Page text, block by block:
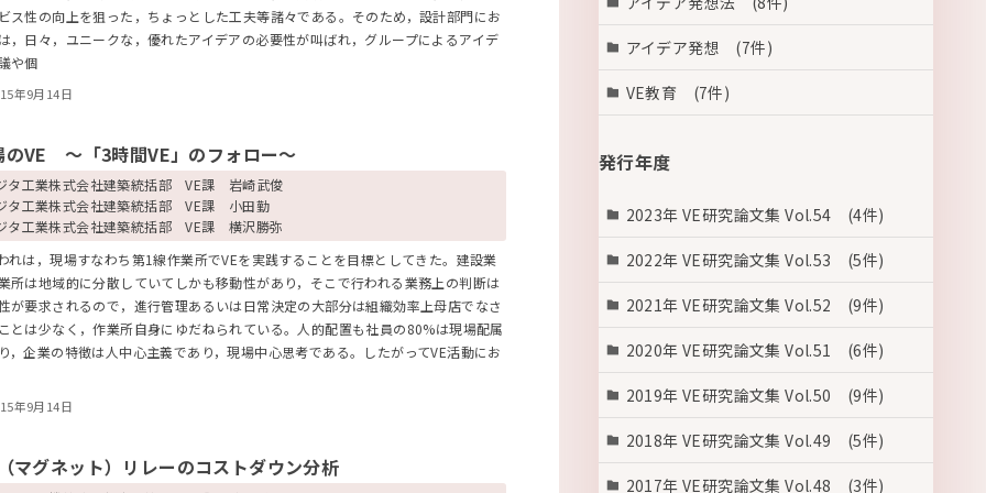
ス性の向上を狙った，ちょっとした工夫等諸々である。そのため，設計部門にお
，日々，ユニークな，優れたアイデアの必要性が叫ばれ，グループによるアイデ
や個
年9月14日
のVE ～「3時間VE」のフォロー～
タ工業株式会社建築統括部 VE課 岩崎武俊
タ工業株式会社建築統括部 VE課 小田勤
タ工業株式会社建築統括部 VE課 横沢勝弥
れは，現場すなわち第1線作業所でVEを実践することを目標としてきた。建設業
所は地域的に分散していてしかも移動性があり，そこで行われる業務上の判断は
が要求されるので，進行管理あるいは日常決定の大部分は組織効率上母店でなさ
とは少なく，作業所自身にゆだねられている。人的配置も社員の80%は現場配属
，企業の特徴は人中心主義であり，現場中心思考である。したがってVE活動にお
年9月14日
マグネット）リレーのコストダウン分析
アイデア発想 (7件)
VE教育 (7件)
発行年度
2023年 VE研究論文集 Vol.54 (4件)
2022年 VE研究論文集 Vol.53 (5件)
2021年 VE研究論文集 Vol.52 (9件)
2020年 VE研究論文集 Vol.51 (6件)
2019年 VE研究論文集 Vol.50 (9件)
2018年 VE研究論文集 Vol.49 (5件)
2017年 VE研究論文集 Vol.48 (3件)